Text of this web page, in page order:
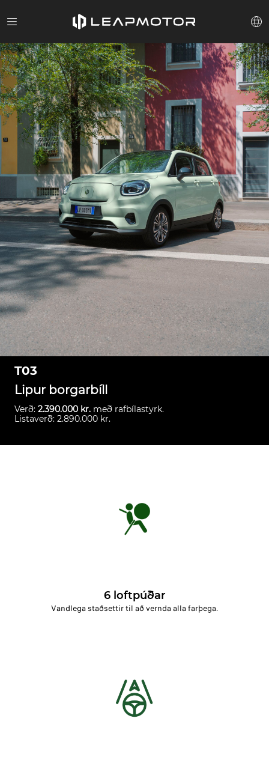
T03
Lipur borgarbíll
Verð: 2.390.000 kr. með rafbílastyrk.
Listaverð: 2.890.000 kr.
6 loftpúðar
Vandlega staðsettir til að vernda alla farþega.